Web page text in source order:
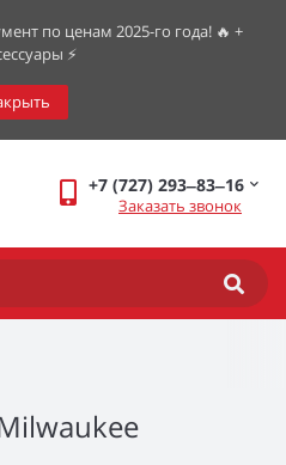
по ценам 2025-го года! 🔥 +
⚡️
+7 (727) 293‒83‒16
Заказать звонок